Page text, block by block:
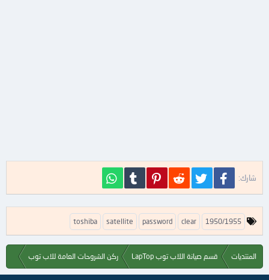
شارك: فيسبوك تويتر Reddit
Pinterest
Tumblr
ا
ل
م
1950/1955
clear
password
satellite
toshiba
المنتديات قسم صيانة اللاب توب LapTop ركن الشروحات العامة للاب توب